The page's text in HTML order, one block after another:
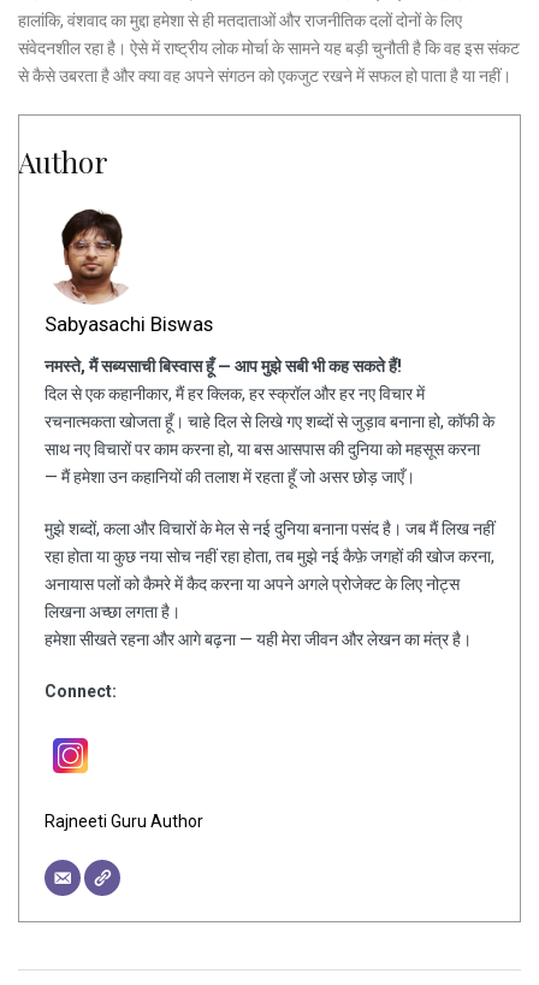
हालांकि, वंशवाद का मुद्दा हमेशा से ही मतदाताओं और राजनीतिक दलों दोनों के लिए
संवेदनशील रहा है। ऐसे में राष्ट्रीय लोक मोर्चा के सामने यह बड़ी चुनौती है कि वह इस संकट
से कैसे उबरता है और क्या वह अपने संगठन को एकजुट रखने में सफल हो पाता है या नहीं।
Author
Sabyasachi Biswas
नमस्ते, मैं सब्यसाची बिस्वास हूँ — आप मुझे सबी भी कह सकते हैं!
दिल से एक कहानीकार, मैं हर क्लिक, हर स्क्रॉल और हर नए विचार में
रचनात्मकता खोजता हूँ। चाहे दिल से लिखे गए शब्दों से जुड़ाव बनाना हो, कॉफी के
साथ नए विचारों पर काम करना हो, या बस आसपास की दुनिया को महसूस करना
— मैं हमेशा उन कहानियों की तलाश में रहता हूँ जो असर छोड़ जाएँ।
मुझे शब्दों, कला और विचारों के मेल से नई दुनिया बनाना पसंद है। जब मैं लिख नहीं
रहा होता या कुछ नया सोच नहीं रहा होता, तब मुझे नई कैफ़े जगहों की खोज करना,
अनायास पलों को कैमरे में कैद करना या अपने अगले प्रोजेक्ट के लिए नोट्स
लिखना अच्छा लगता है।
हमेशा सीखते रहना और आगे बढ़ना — यही मेरा जीवन और लेखन का मंत्र है।
Connect:
Rajneeti Guru Author